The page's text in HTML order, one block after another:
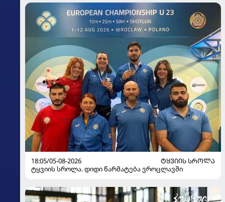
18:05/05-08-2026
ᲢᲧᲕᲘᲘᲡ ᲡᲠᲝᲚᲐ
ტყვიის სროლა. დიდი წარმატება ვროცლავში